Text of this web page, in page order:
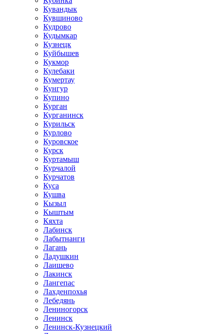
Кувандык
Кувшиново
Кудрово
Кудымкар
Кузнецк
Куйбышев
Кукмор
Кулебаки
Кумертау
Кунгур
Купино
Курган
Курганинск
Курильск
Курлово
Куровское
Курск
Куртамыш
Курчалой
Курчатов
Куса
Кушва
Кызыл
Кыштым
Кяхта
Лабинск
Лабытнанги
Лагань
Ладушкин
Лаишево
Лакинск
Лангепас
Лахденпохья
Лебедянь
Лениногорск
Ленинск
Ленинск-Кузнецкий